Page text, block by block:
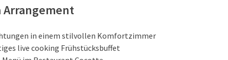
Arrangement
in einem stilvollen Komfortzimmer
live cooking Frühstücksbuffet